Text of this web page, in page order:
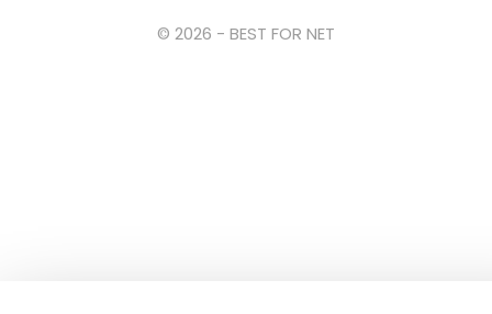
© 2026 - BEST FOR NET